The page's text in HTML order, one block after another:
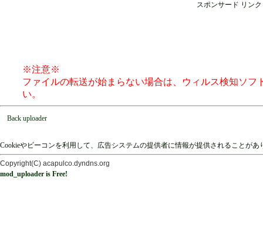
スポンサード リンク
※注意※
ファイルの転送が始まらない場合は、ウィルス検知ソ
い。
Back uploader
Cookieやビーコンを利用して、広告システムの提供者に情報が提供されることが
Copyright(C) acapulco.dyndns.org
mod_uploader is Free!